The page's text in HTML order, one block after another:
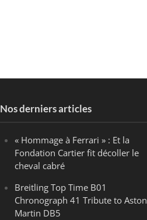
Nos derniers articles
« Hommage à Ferrari » : Et la
Fondation Cartier fit décoller le
cheval cabré
Breitling Top Time B01
Chronograph 41 Tribute to Aston
Martin DB5